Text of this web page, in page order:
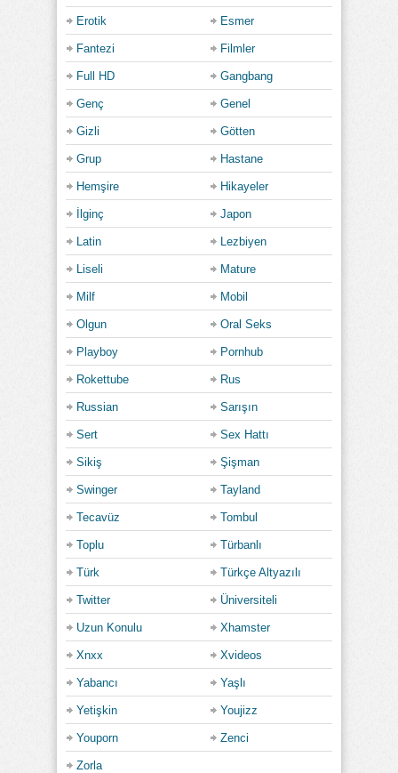
Erotik Esmer
Fantezi Filmler
Full HD Gangbang
Genç Genel
Gizli Götten
Grup Hastane
Hemşire Hikayeler
İlginç Japon
Latin Lezbiyen
Liseli Mature
Milf Mobil
Olgun Oral Seks
Playboy Pornhub
Rokettube Rus
Russian Sarışın
Sert Sex Hattı
Sikiş Şişman
Swinger Tayland
Tecavüz Tombul
Toplu Türbanlı
Türk Türkçe Altyazılı
Twitter Üniversiteli
Uzun Konulu Xhamster
Xnxx Xvideos
Yabancı Yaşlı
Yetişkin Youjizz
Youporn Zenci
Zorla